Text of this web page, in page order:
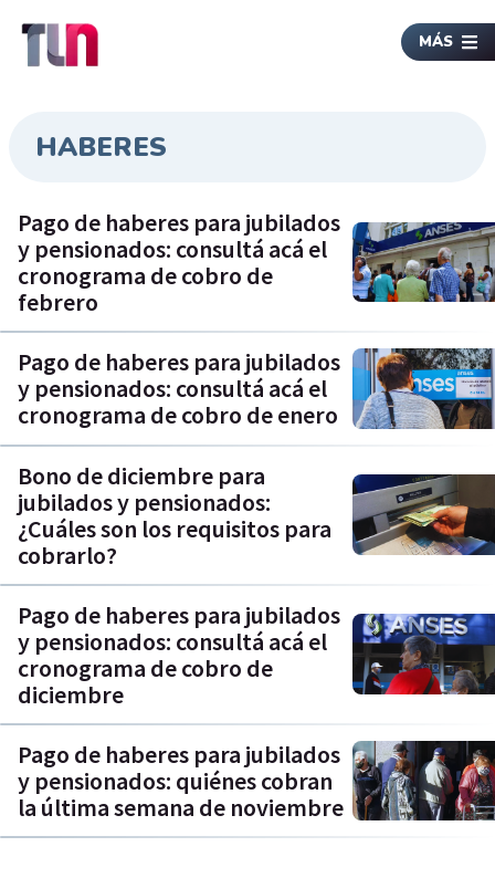
MÁS
HABERES
Pago de haberes para jubilados
y pensionados: consultá acá el
cronograma de cobro de
febrero
Pago de haberes para jubilados
y pensionados: consultá acá el
cronograma de cobro de enero
Bono de diciembre para
jubilados y pensionados:
¿Cuáles son los requisitos para
cobrarlo?
Pago de haberes para jubilados
y pensionados: consultá acá el
cronograma de cobro de
diciembre
Pago de haberes para jubilados
y pensionados: quiénes cobran
la última semana de noviembre